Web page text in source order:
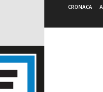
CRONACA